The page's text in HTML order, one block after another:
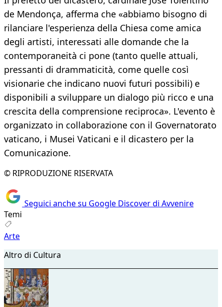
de Mendonça, afferma che «abbiamo bisogno di
rilanciare l'esperienza della Chiesa come amica
degli artisti, interessati alle domande che la
contemporaneità ci pone (tanto quelle attuali,
pressanti di drammaticità, come quelle così
visionarie che indicano nuovi futuri possibili) e
disponibili a sviluppare un dialogo più ricco e una
crescita della comprensione reciproca». L'evento è
organizzato in collaborazione con il Governatorato
vaticano, i Musei Vaticani e il dicastero per la
Comunicazione.
© RIPRODUZIONE RISERVATA
Seguici anche su Google Discover di Avvenire
Temi
Arte
Altro di Cultura